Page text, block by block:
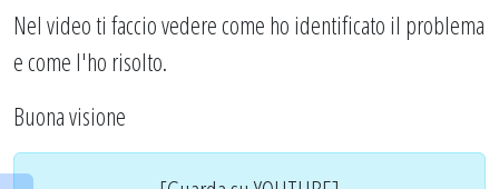
Nel video ti faccio vedere come ho identificato il problema
e come l'ho risolto.
Buona visione